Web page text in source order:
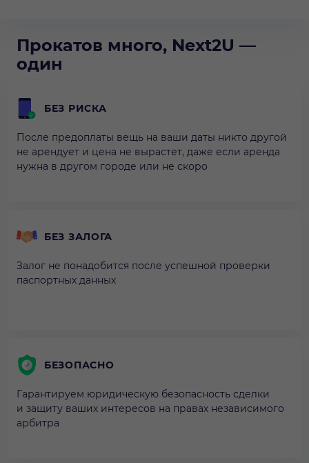
Прокатов много, Next2U —
один
БЕЗ РИСКА
После предоплаты вещь на ваши даты никто другой
не арендует и цена не вырастет, даже если аренда
нужна в другом городе или не скоро
БЕЗ ЗАЛОГА
Залог не понадобится после успешной проверки
паспортных данных
БЕЗОПАСНО
Гарантируем юридическую безопасность сделки
и защиту ваших интересов на правах независимого
арбитра